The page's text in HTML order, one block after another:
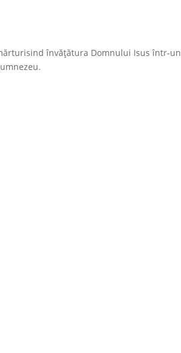
învățătura Domnului Isus într-un